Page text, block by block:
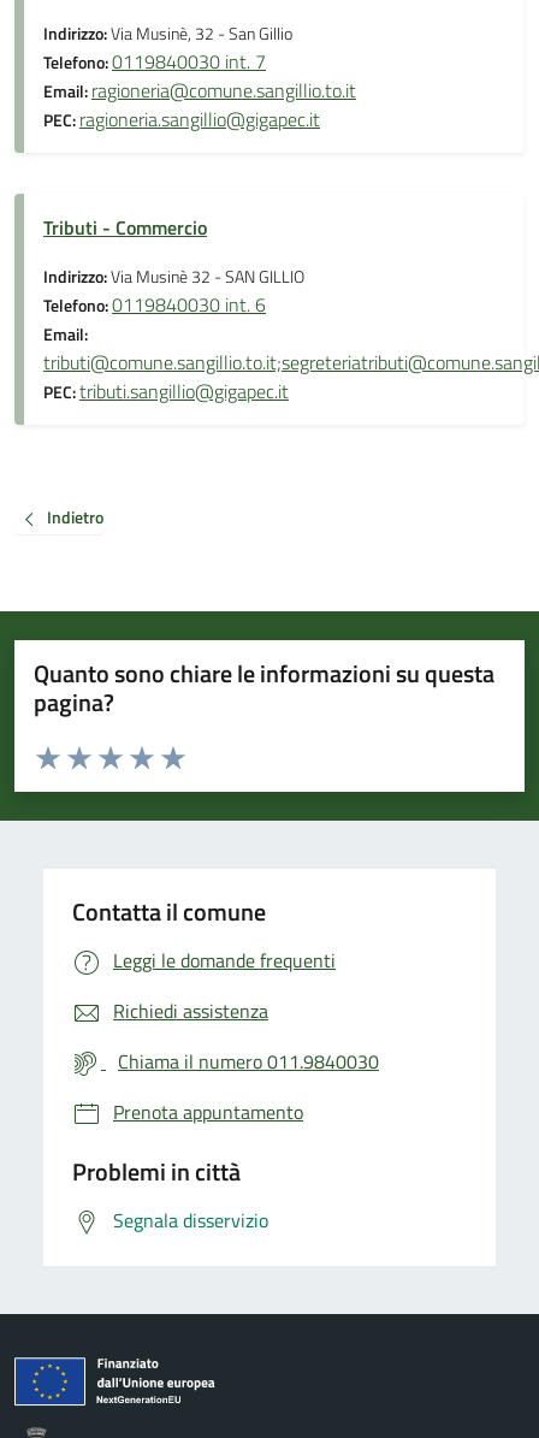
Indirizzo:Via Musinè, 32 - San Gillio
Telefono:0119840030 int. 7
Email:ragioneria@comune.sangillio.to.it
PEC:ragioneria.sangillio@gigapec.it
Tributi - Commercio
Indirizzo:Via Musinè 32 - SAN GILLIO
Telefono:0119840030 int. 6
Email:
PEC:tributi.sangillio@gigapec.it
Indietro
Quanto sono chiare le informazioni su questa
pagina?
Valuta da 1 a 5 stelle la pagina
Valuta 5 stelle su 5
Valuta 4 stelle su 5
Valuta 3 stelle su 5
Valuta 2 stelle su 5
Valuta 1 stelle su 5
Contatta il comune
Leggi le domande frequenti
Richiedi assistenza
Chiama il numero 011.9840030
Prenota appuntamento
Problemi in città
Segnala disservizio